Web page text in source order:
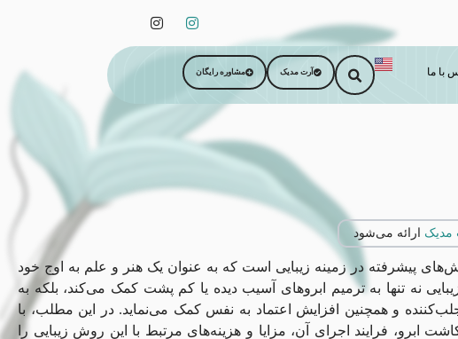
با ما آرت مدیک مشاوره رایگان
مدیک ارائه می‌شود
پیشرفته در زمینه زیبایی است که به عنوان یک هنر و علم به اوج خود
نه تنها به ترمیم ابروهای آسیب دیده یا کم پشت کمک می‌کند، بلکه به
و همچنین افزایش اعتماد به نفس کمک می‌نماید. در این مطلب، با
ابرو، فرایند اجرای آن، مزایا و هزینه‌های مرتبط با این روش زیبایی را